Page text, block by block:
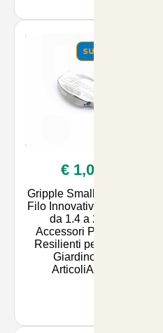
SUMMER
€ 1,00
Gripple Small: Unione
Filo Innovativa per Fili
da 1.4 a 2.2 -
Accessori Pratici e
Resilienti per il Tuo
Giardino su
ArticoliAnim